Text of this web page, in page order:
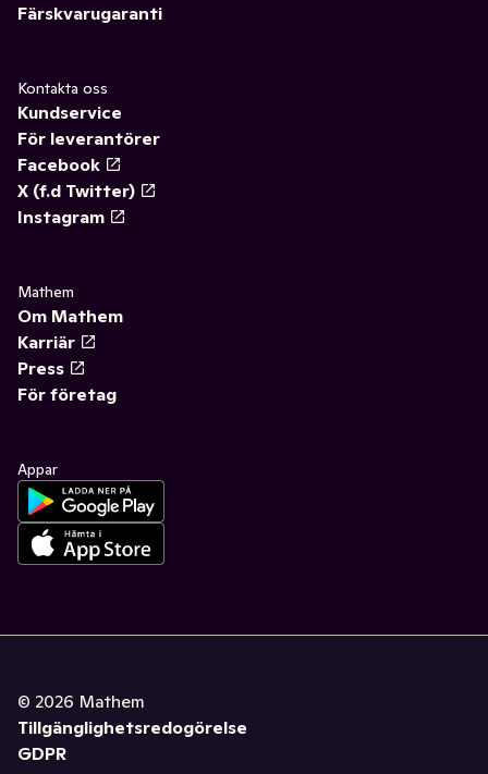
Färskvarugaranti
Kontakta oss
Kundservice
För leverantörer
Facebook
X (f.d Twitter)
Instagram
Mathem
Om Mathem
Karriär
Press
För företag
Appar
© 2026 Mathem
Tillgänglighetsredogörelse
GDPR